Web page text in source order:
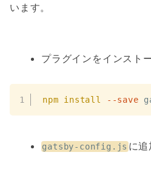
います。
プラグインをインスト
npm install --save
gatsby-config.js に追